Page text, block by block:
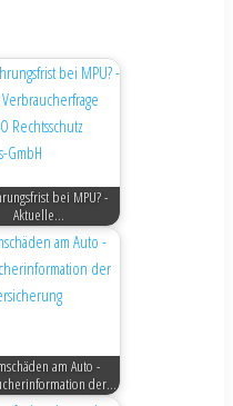
bei MPU? -
Aktuelle…
am Auto -
der…